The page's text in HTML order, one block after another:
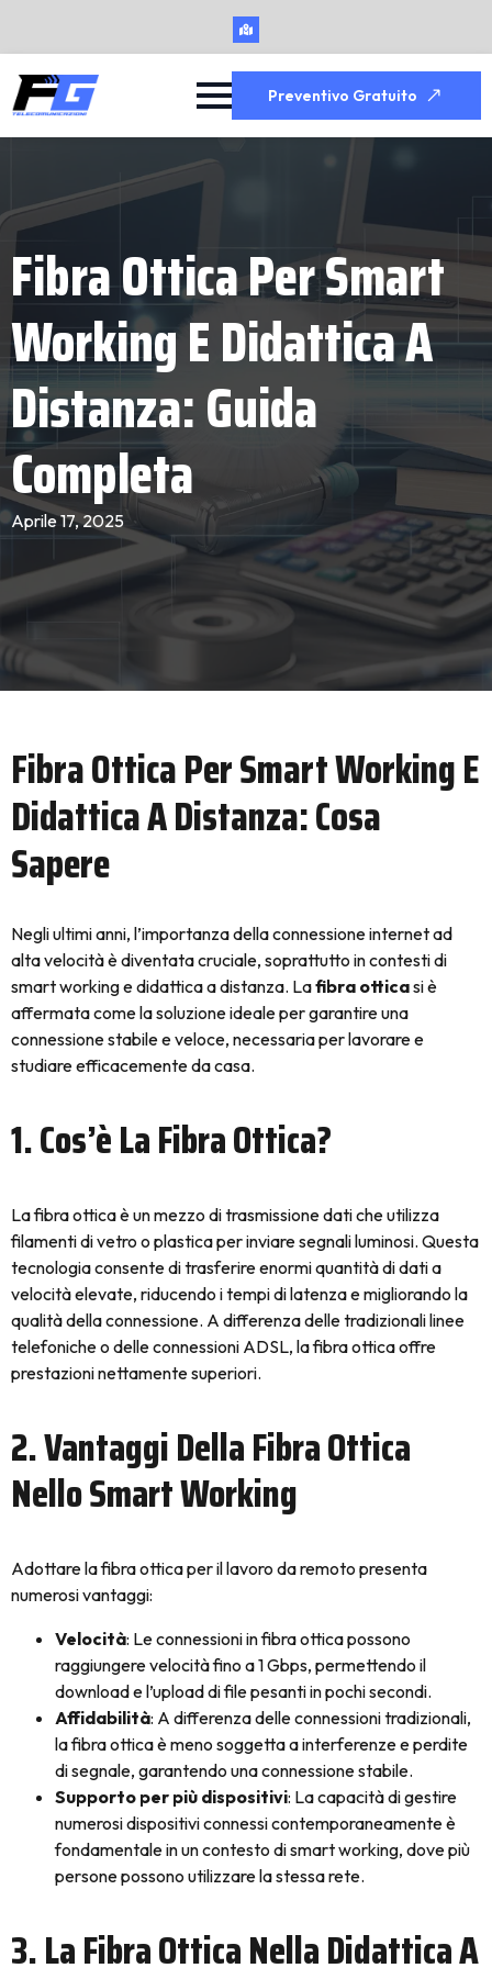
Preventivo Gratuito
Fibra Ottica Per Smart
Working E Didattica A
Distanza: Guida
Completa
Aprile 17, 2025
Fibra Ottica Per Smart Working E
Didattica A Distanza: Cosa
Sapere
Negli ultimi anni, l’importanza della connessione internet ad
alta velocità è diventata cruciale, soprattutto in contesti di
smart working e didattica a distanza. Lafibra otticasi è
affermata come la soluzione ideale per garantire una
connessione stabile e veloce, necessaria per lavorare e
studiare efficacemente da casa.
1. Cos’è La Fibra Ottica?
La fibra ottica è un mezzo di trasmissione dati che utilizza
filamenti di vetro o plastica per inviare segnali luminosi. Questa
tecnologia consente di trasferire enormi quantità di dati a
velocità elevate, riducendo i tempi di latenza e migliorando la
qualità della connessione. A differenza delle tradizionali linee
telefoniche o delle connessioni ADSL, la fibra ottica offre
prestazioni nettamente superiori.
2. Vantaggi Della Fibra Ottica
Nello Smart Working
Adottare la fibra ottica per il lavoro da remoto presenta
numerosi vantaggi:
Velocità: Le connessioni in fibra ottica possono
raggiungere velocità fino a 1 Gbps, permettendo il
download e l’upload di file pesanti in pochi secondi.
Affidabilità: A differenza delle connessioni tradizionali,
la fibra ottica è meno soggetta a interferenze e perdite
di segnale, garantendo una connessione stabile.
Supporto per più dispositivi: La capacità di gestire
numerosi dispositivi connessi contemporaneamente è
fondamentale in un contesto di smart working, dove più
persone possono utilizzare la stessa rete.
3. La Fibra Ottica Nella Didattica A